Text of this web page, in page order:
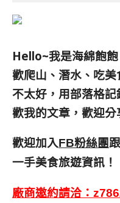
Hello~我是海綿飽
歡爬山、潛水、吃美
不太好，用部落格記
歡我的文章，歡迎
歡迎加入FB粉絲團跟
一手美食旅遊資訊！
廠商邀約請洽：